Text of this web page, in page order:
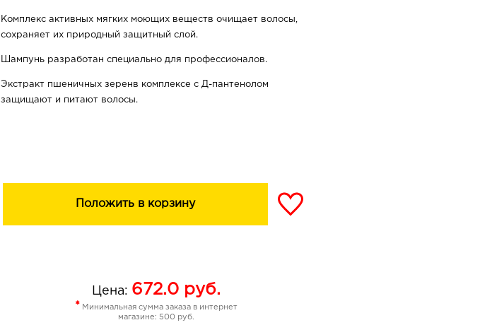
Комплекс активных мягких моющих веществ очищает волосы,
сохраняет их природный защитный слой.
Шампунь разработан специально для профессионалов.
Экстракт пшеничных зеренв комплексе с Д-пантенолом
защищают и питают волосы.
Положить в корзину
Цена: 672.0 руб.
* Минимальная сумма заказа в интернет
магазине: 500 руб.